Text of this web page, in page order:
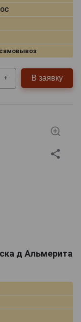
+ В заявку
д Альмерита